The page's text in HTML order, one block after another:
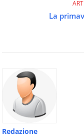
La
Redazione